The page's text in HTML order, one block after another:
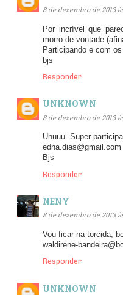
8 de dezembro de 2013
Por incrível que
morro de vontade
Participando e com
bjs
Responder
UNKNOWN
8 de dezembro de 2013
Uhuuu. Super
edna.dias@gmail.com
Bjs
Responder
NENY
8 de dezembro de 2013
Vou ficar na torcida,
waldirene-
Responder
UNKNOWN